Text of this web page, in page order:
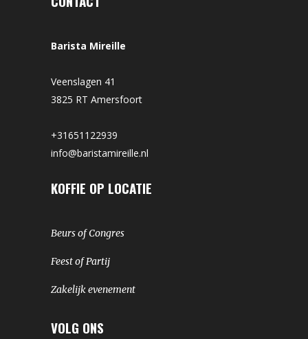
Barista Mireille
Veenslagen 41
3825 RT Amersfoort
+31651122939
info@baristamireille.nl
KOFFIE OP LOCATIE
Beurs of Congres
Feest of Partij
Zakelijk evenement
VOLG ONS